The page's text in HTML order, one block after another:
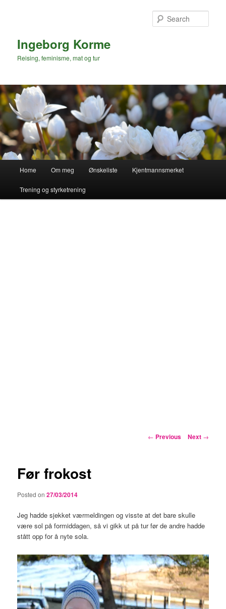
Ingeborg Korme
Reising, feminisme, mat og tur
Home Om meg Ønskeliste Kjentmannsmerket
Trening og styrketrening
Post
← Previous Next →
Før frokost
Posted on27/03/2014
Jeg hadde sjekket værmeldingen og visste at det bare skulle
være sol på formiddagen, så vi gikk ut på tur før de andre hadde
stått opp for å nyte sola.